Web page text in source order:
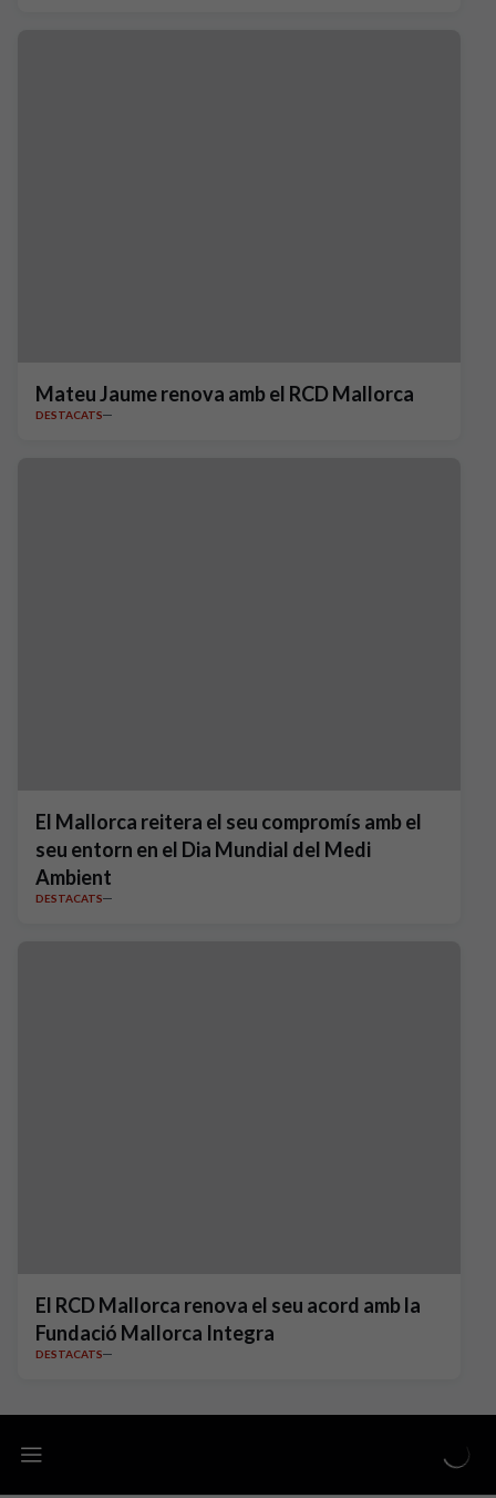
Mateu Jaume renova amb el RCD Mallorca
DESTACATS
El Mallorca reitera el seu compromís amb el
seu entorn en el Dia Mundial del Medi
Ambient
DESTACATS
El RCD Mallorca renova el seu acord amb la
Fundació Mallorca Integra
DESTACATS